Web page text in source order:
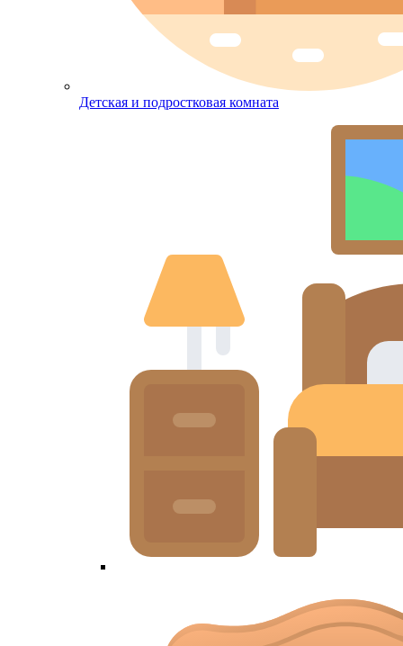
Детская и подростковая комната